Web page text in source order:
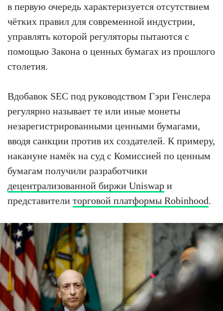
в первую очередь характеризуется отсутствием
чётких правил для современной индустрии,
управлять которой регуляторы пытаются с
помощью Закона о ценных бумагах из прошлого
столетия.
Вдобавок SEC под руководством Гэри Генслера
регулярно называет те или иные монеты
незарегистрированными ценными бумагами,
вводя санкции против их создателей. К примеру,
накануне намёк на суд с Комиссией по ценным
бумагам получили разработчики
децентрализованной биржи Uniswap и
представители торговой платформы Robinhood.